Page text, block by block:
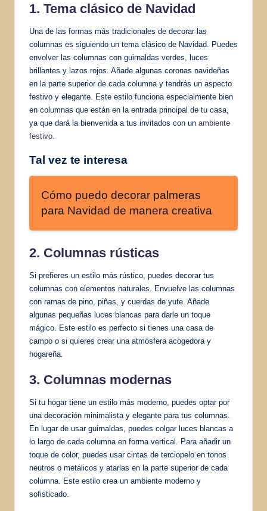
1. Tema clásico de Navidad
Una de las formas más tradicionales de decorar las
columnas es siguiendo un tema clásico de Navidad. Puedes
envolver las columnas con guirnaldas verdes, luces
brillantes y lazos rojos. Añade algunas coronas navideñas
en la parte superior de cada columna y tendrás un aspecto
festivo y elegante. Este estilo funciona especialmente bien
en columnas que están en la entrada principal de tu casa,
ya que dará la bienvenida a tus invitados con un ambiente
festivo
Tal vez te interesa
Cómo puedo decorar palmeras
para Navidad de manera creativa
2. Columnas rústicas
Si prefieres un estilo más rústico, puedes decorar tus
columnas con elementos naturales. Envuelve las columnas
con ramas de pino, piñas, y cuerdas de yute. Añade
algunas pequeñas luces blancas para darle un toque
mágico. Este estilo es perfecto si tienes una casa de
campo o si quieres crear una atmósfera acogedora y
hogareña.
3. Columnas modernas
Si tu hogar tiene un estilo más moderno, puedes optar por
una decoración minimalista y elegante para tus columnas.
En lugar de usar guirnaldas, puedes colgar luces blancas a
lo largo de cada columna en forma vertical. Para añadir un
toque de color, puedes usar cintas de terciopelo en tonos
neutros o metálicos y atarlas en la parte superior de cada
columna. Este estilo crea un ambiente moderno y
sofisticado.